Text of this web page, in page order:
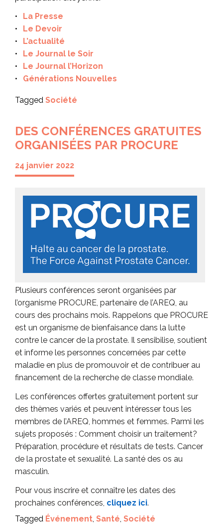
La Presse
Le Devoir
L’actualité
Le Journal le Soir
Le Journal l’Horizon
Générations Nouvelles
Tagged Société
DES CONFÉRENCES GRATUITES
ORGANISÉES PAR PROCURE
24 janvier 2022
Plusieurs conférences seront organisées par
l’organisme PROCURE, partenaire de l’AREQ, au
cours des prochains mois. Rappelons que PROCURE
est un organisme de bienfaisance dans la lutte
contre le cancer de la prostate. Il sensibilise, soutient
et informe les personnes concernées par cette
maladie en plus de promouvoir et de contribuer au
financement de la recherche de classe mondiale.
Les conférences offertes gratuitement portent sur
des thèmes variés et peuvent intéresser tous les
membres de l’AREQ, hommes et femmes. Parmi les
sujets proposés : Comment choisir un traitement?
Préparation, procédure et résultats de tests. Cancer
de la prostate et sexualité. La santé des os au
masculin.
Pour vous inscrire et connaître les dates des
prochaines conférences, cliquez ici.
Tagged Événement, Santé, Société